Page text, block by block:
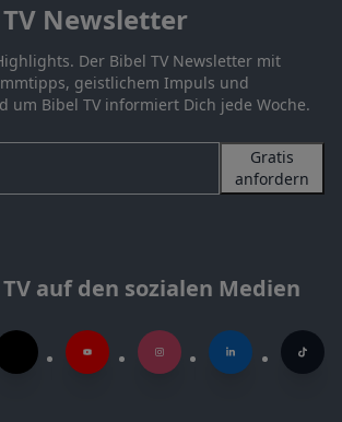
Newsletter
Der Bibel TV Newsletter mit
geistlichem Impuls und
um Bibel TV informiert Dich jede Woche.
Gratis
anfordern
auf den sozialen Medien